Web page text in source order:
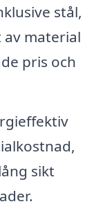
stål,
av material
pris och
sikt